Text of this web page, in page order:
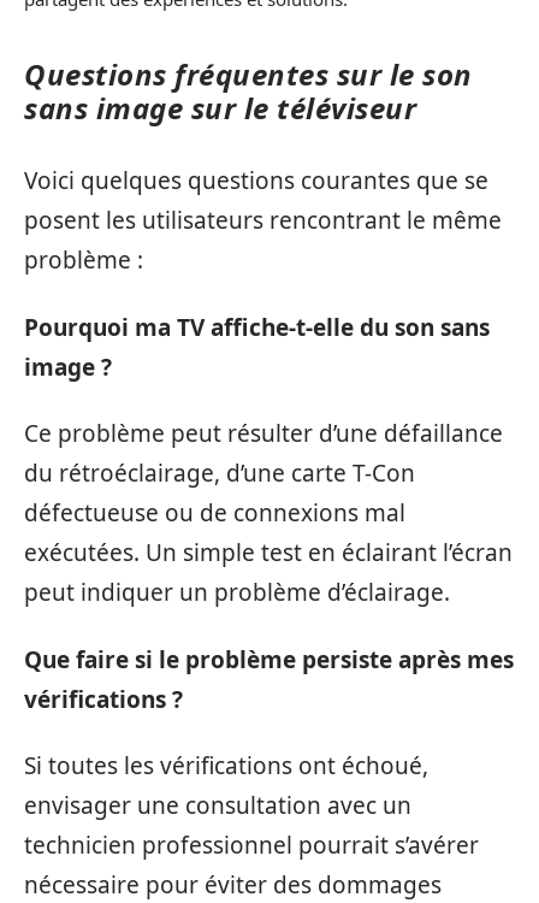
Questions fréquentes sur le son
sans image sur le téléviseur
Voici quelques questions courantes que se
posent les utilisateurs rencontrant le même
problème :
Pourquoi ma TV affiche-t-elle du son sans
image ?
Ce problème peut résulter d’une défaillance
du rétroéclairage, d’une carte T-Con
défectueuse ou de connexions mal
exécutées. Un simple test en éclairant l’écran
peut indiquer un problème d’éclairage.
Que faire si le problème persiste après mes
vérifications ?
Si toutes les vérifications ont échoué,
envisager une consultation avec un
technicien professionnel pourrait s’avérer
nécessaire pour éviter des dommages